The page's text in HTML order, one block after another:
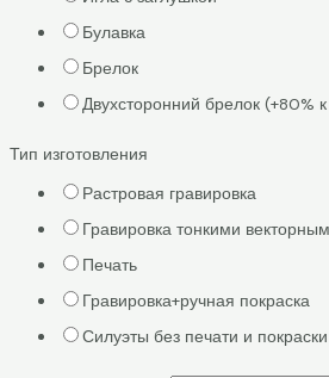
Булавка
Брелок
Двухсторонний брелок (+80%
Тип изготовления
Растровая гравировка
Гравировка тонкими
Печать
Гравировка+ручная покраска
Силуэты без печати и покраски